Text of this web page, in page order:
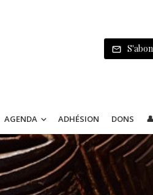
AGENDA ADHÉSION DONS